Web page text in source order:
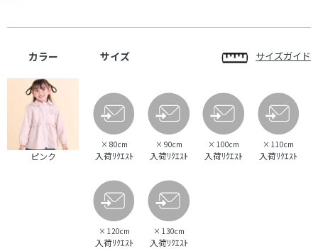
カラー サイズ サイズガイド
ピンク
× 80cm
入荷ﾘｸｴｽﾄ
× 90cm
入荷ﾘｸｴｽﾄ
× 100cm
入荷ﾘｸｴｽﾄ
× 110cm
入荷ﾘｸｴｽﾄ
× 120cm
入荷ﾘｸｴｽﾄ
× 130cm
入荷ﾘｸｴｽﾄ